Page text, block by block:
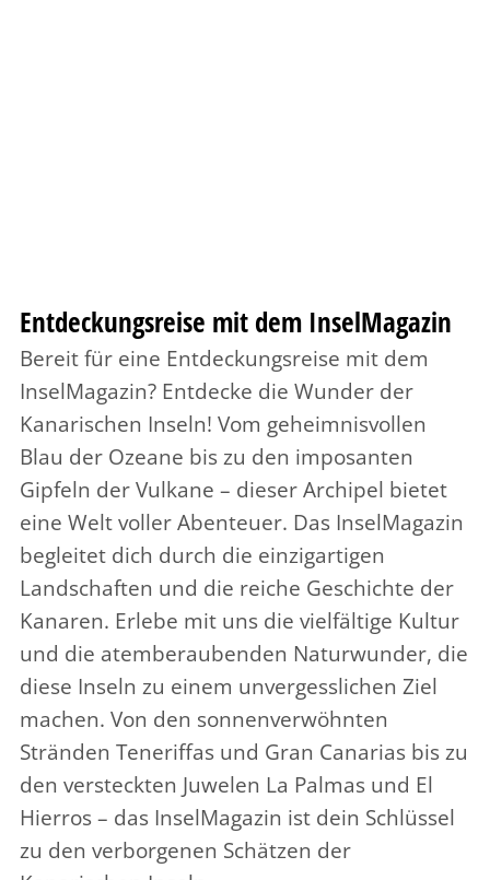
Entdeckungsreise mit dem InselMagazin
Bereit für eine Entdeckungsreise mit dem
InselMagazin? Entdecke die Wunder der
Kanarischen Inseln! Vom geheimnisvollen
Blau der Ozeane bis zu den imposanten
Gipfeln der Vulkane – dieser Archipel bietet
eine Welt voller Abenteuer. Das InselMagazin
begleitet dich durch die einzigartigen
Landschaften und die reiche Geschichte der
Kanaren. Erlebe mit uns die vielfältige Kultur
und die atemberaubenden Naturwunder, die
diese Inseln zu einem unvergesslichen Ziel
machen. Von den sonnenverwöhnten
Stränden Teneriffas und Gran Canarias bis zu
den versteckten Juwelen La Palmas und El
Hierros – das InselMagazin ist dein Schlüssel
zu den verborgenen Schätzen der